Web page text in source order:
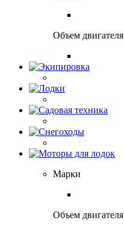
Объем двигателя
Марки
Объем двигателя